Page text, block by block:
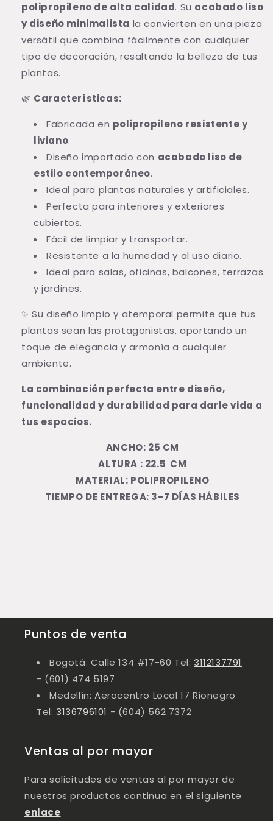
polipropileno de alta calidad. Su acabado liso
y diseño minimalista la convierten en una pieza
versátil que combina fácilmente con cualquier
tipo de decoración, resaltando la belleza de tus
plantas.
🌿 Características:
Fabricada en polipropileno resistente y
liviano.
Diseño importado con acabado liso de
estilo contemporáneo.
Ideal para plantas naturales y artificiales.
Perfecta para interiores y exteriores
cubiertos.
Fácil de limpiar y transportar.
Resistente a la humedad y al uso diario.
Ideal para salas, oficinas, balcones, terrazas
y jardines.
✨ Su diseño limpio y atemporal permite que tus
plantas sean las protagonistas, aportando un
toque de elegancia y armonía a cualquier
ambiente.
La combinación perfecta entre diseño,
funcionalidad y durabilidad para darle vida a
tus espacios.
ANCHO: 25 CM
ALTURA : 22.5 CM
MATERIAL: POLIPROPILENO
TIEMPO DE ENTREGA: 3-7 DÍAS HÁBILES
Puntos de venta
Bogotá: Calle 134 #17-60 Tel:3112137791
- (601) 474 5197
Medellín: Aerocentro Local 17 Rionegro
Tel: 3136796101 - (604) 562 7372
Ventas al por mayor
Para solicitudes de ventas al por mayor de
nuestros productos continua en el siguiente
enlace